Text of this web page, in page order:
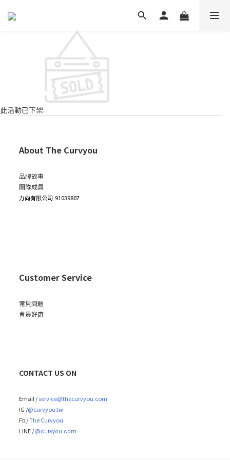
此活動已下架
About The Curvyou
品牌故事
團隊成員
力向有限公司 91039807
Customer Service
常見問題
會員好康
CONTACT US ON
Email /service@thecurvyou.com
IG /@curvyou.tw
Fb /The Curvyou
LINE / @curvyou.com